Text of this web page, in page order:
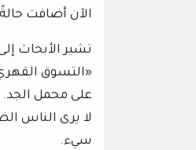
الآن أضافت
على محمل الجد.
سيء.